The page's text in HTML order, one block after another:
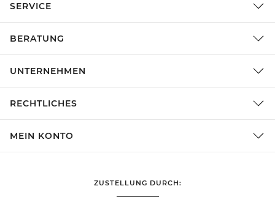
SERVICE
BERATUNG
UNTERNEHMEN
RECHTLICHES
MEIN KONTO
ZUSTELLUNG DURCH: